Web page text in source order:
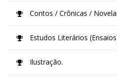
Contos / Crônicas /
Estudos Literários
Ilustração.